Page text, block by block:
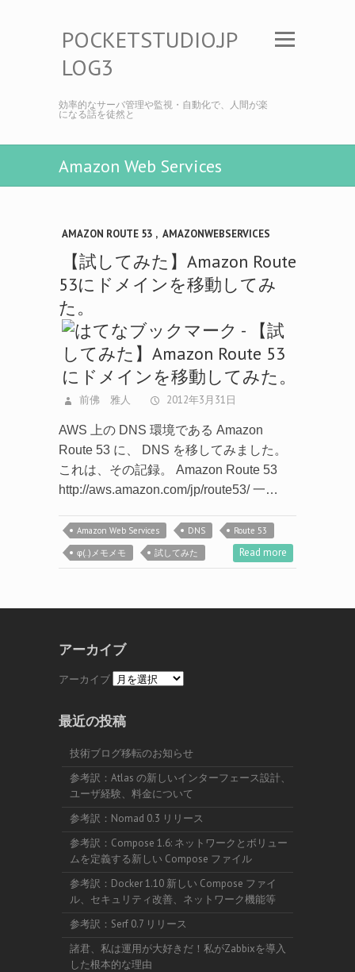
POCKETSTUDIO.JP
LOG3
効率的なサーバ管理や監視・自動化で、人間が楽
になる話を徒然と
Amazon Web Services
AMAZON ROUTE 53 , AMAZONWEBSERVICES
【試してみた】Amazon Route
53にドメインを移動してみ
た。
前佛 雅人 2012年3月31日
AWS 上の DNS 環境である Amazon
Route 53 に、 DNS を移してみました。
これは、その記録。 Amazon Route 53
http://aws.amazon.com/jp/route53/ 一…
Amazon Web Services DNS
Route 53
φ(..)メモメモ
試してみた Read more
アーカイブ
アーカイブ
最近の投稿
技術ブログ移転のお知らせ
参考訳：Atlas の新しいインターフェース設計、
ユーザ経験、料金について
参考訳：Nomad 0.3 リリース
参考訳：Compose 1.6: ネットワークとボリュー
ムを定義する新しい Compose ファイル
参考訳：Docker 1.10 新しい Compose ファイ
ル、セキュリティ改善、ネットワーク機能等
参考訳：Serf 0.7 リリース
諸君、私は運用が大好きだ！私がZabbixを導入
した根本的な理由